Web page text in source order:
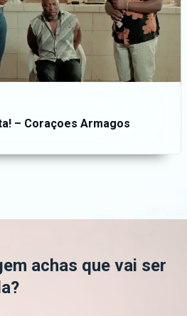
– Coraçoes Armagos
achas que vai ser